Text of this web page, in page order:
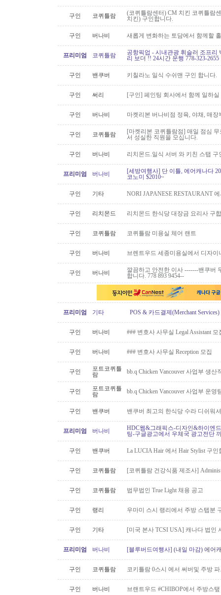
구인 코퀴틀람
(코퀴틀람센터) CM 치킨 코퀴틀람
치킨) 구인합니다.
구인 버나비 새롭게 변화하는 토담에서 함께할
프리미엄 코퀴틀람
공항픽업 - 시내관광 휘슬러 조프
리 보더 !! 24시간 운행 778-323-2655
구인 밴쿠버 키칠라노 일식 수쉬맨 구인 합니다.
구인 써리 [구인] 페인팅 회사에서 함께 일하
구인 버나비 마켓리본 버나비점 정육, 야채, 매
구인 코퀴틀람
[마켓리본 코퀴틀람점] 매일 점심
서 성실한 직원을 모십니다.
구인 버나비 리치몬드.일식 서버 와 키친 스탭 구
프리미엄 버나비
[세방여행사] 단 이틀, 에어캐나다
코노미 $2010~
구인 기타 NORI JAPANESE RESTAURANT
구인 리치몬드 리치몬드 한식당 대장금 요리사 구
구인 코퀴틀람 코퀴틀람 미용실 체어 랜트
구인 버나비 브렌트우드 세종미용실에서 디자이
구인 버나비
깔끔하고 안전한 이사 -------밴쿠버
합니다. 778 893 9454--
프리미엄 기타 POS & 카드결제(Merchant
구인 버나비 ### 변호사 사무실 Legal Assistant 모
구인 버나비 ### 변호사 사무실 Reception 모집
구인
포트코퀴틀
람
bb.q Chicken Vancouver 사업부 생
구인
포트코퀴틀
람
bb.q Chicken Vancouver 사업부 운
구인 밴쿠버 밴쿠버 최고의 한식당 수라 디쉬워
프리미엄 버나비
HDC웹&그래픽스-디자인&하이엔
팅-구글광고에서 우체국 광고전단
구인 밴쿠버 La LUCIA Hair 에서 Hair Stylist 구인
구인 코퀴틀람 [코퀴틀람 건강식품 제조사]
구인 코퀴틀람 법무법인 True Light 채용 공고
구인 랭리 우마미 스시 랭리에서 주방 스텝분
구인 기타 [미국 본사 TCSI USA] 캐나다 법인
프리미엄 버나비 [블루버드여행사] (내일 마감) 에어
구인 코퀴틀람 코키틀람 0스시 에서 써버및 주방
구인 버나비 브랜트우드 #CHIBOP에서 주방스